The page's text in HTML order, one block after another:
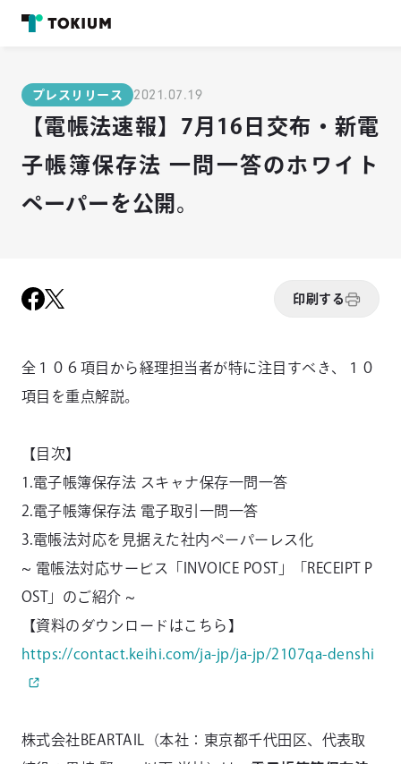
プレスリリース 2021.07.19
【電帳法速報】7月16日交布・新電
子帳簿保存法 一問一答のホワイト
ペーパーを公開。
印刷する
全１０６項目から経理担当者が特に注目すべき、１０
項目を重点解説。
【目次】
1.電⼦帳簿保存法 スキャナ保存⼀問⼀答
2.電⼦帳簿保存法 電⼦取引⼀問⼀答
3.電帳法対応を⾒据えた社内ペーパーレス化
~ 電帳法対応サービス「INVOICE POST」「RECEIPT P
OST」のご紹介 ~
【資料のダウンロードはこちら】
https://contact.keihi.com/ja-jp/ja-jp/2107qa-denshi
株式会社BEARTAIL（本社：東京都千代田区、代表取